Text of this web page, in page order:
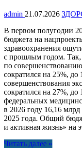
admin 21.07.2026
В первом полугодии
бюджета на
здравоохранения
с прошлым годом. Так,
по
сократился на 25%,
совершенствования
сократился на 27%,
федеральных
в 2026 году 16,16
2025 года. Общий
и активная жизнь» на
Читать далее »